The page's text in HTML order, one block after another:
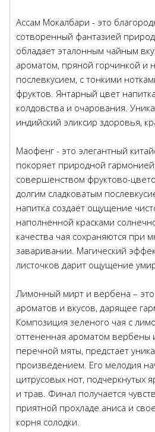
Ассам Мокалбари - это
сотворенный фантазией
обладает эталонным чайным
ароматом, пряной горчинкой и
послевкусием, с тонкими
фруктов. Янтарный цвет
колдовства и очарования.
индийский эликсир здоровья,
Маофенг - это элегантный
покоряет природной гармонией
совершенством фруктово-
долгим сладковатым
напитка создаёт ощущение
наполненной красками
качества чая сохраняются при
заваривании. Магический
листочков дарит ощущение
Лимонный мирт и вербена –
ароматов и вкусов, дарящее
Композиция зеленого чая с
оттененная ароматом вербены
перечной мяты, предстает
произведением. Его мелодия
цитрусовых нот, подчеркнутых
и трав. Финал получается
приятной прохладе аниса и
корня солодки.